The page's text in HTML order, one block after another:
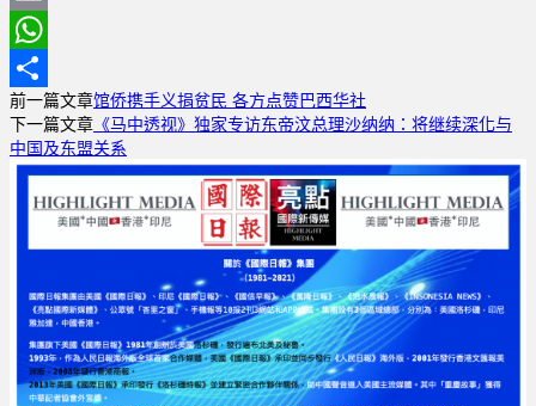
Email
WhatsApp
分
享
前一篇文章馆侨携手义捐贫民 各方点赞巴西华社
下一篇文章 《马中透视》独家专访东帝汶总理沙纳纳：将继续深化与
中国及东盟关系